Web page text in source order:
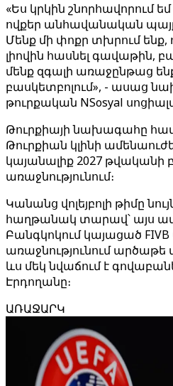
«Ես կրկին շնորհավորում
ովքեր անհավանական
Մենք մի փոքր տխրում
լիովին հասնել գավաթին,
մենք զգալի առաջընթաց
բասկետբոլում», - ասաց
թուրքական NSosyal
Թուրքիայի նախագահը
Թուրքիան կլինի
կայանալիք 2027
առաջնությունում։
Կանանց վոլեյբոլի թիմը
հաղթանակ տարավ՝ այս
Բանգկոկում կայացած
առաջնությունում արծաթե
ևս մեկ նվաճում է
Էրդողանը։
ԱՌԱՋԱՐԿ